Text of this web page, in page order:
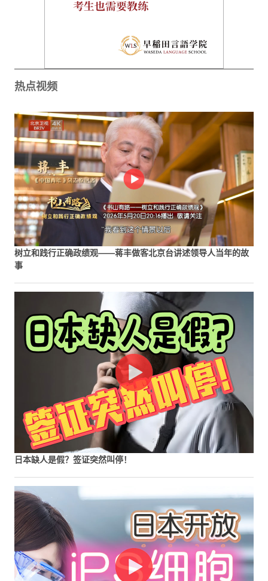
热点视频
树立和践行正确政绩观——蒋丰做客北京台讲述领导人当年的故
事
日本缺人是假？签证突然叫停！